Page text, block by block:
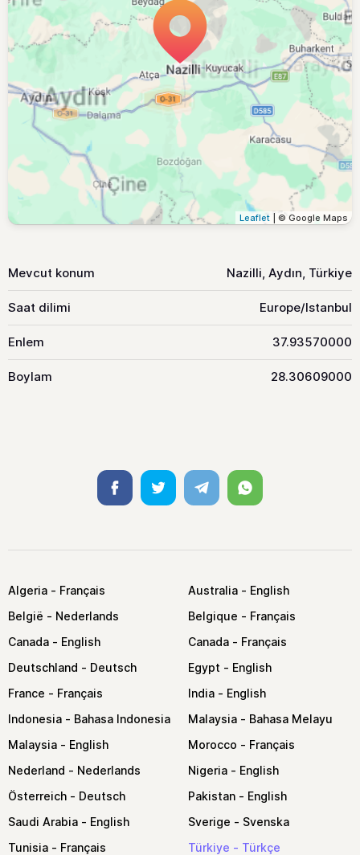
Leaflet | © Google Maps
Mevcut konum Nazilli, Aydın, Türkiye
Saat dilimi Europe/Istanbul
Enlem 37.93570000
Boylam 28.30609000
FacebookTwitter TelegramWhatsapp
Algeria
Australia
België
Belgique
Canada
Canada
Deutschland
Egypt
France
India
Indonesia
Malaysia
Malaysia
Morocco
Nederland
Nigeria
Österreich
Pakistan
Saudi Arabia
Sverige
Tunisia
Türkiye